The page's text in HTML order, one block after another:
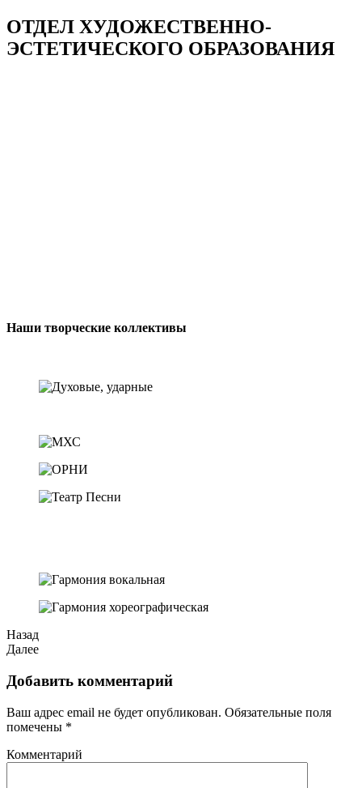
ОТДЕЛ ХУДОЖЕСТВЕННО-
ЭСТЕТИЧЕСКОГО ОБРАЗОВАНИЯ
Наши творческие коллективы
Назад
Далее
Добавить комментарий
Ваш адрес email не будет опубликован. Обязательные поля
помечены *
Комментарий